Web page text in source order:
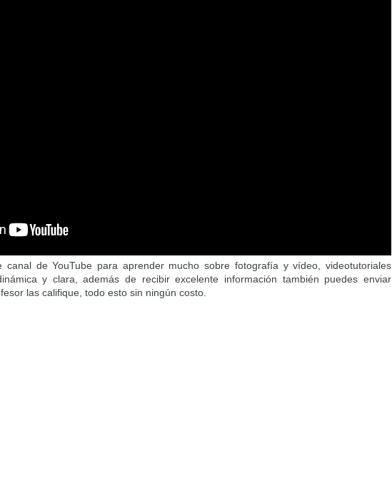
canal de YouTube para aprender mucho sobre fotografía y vídeo, videotutoriales
y clara, además de recibir excelente información también puedes enviar
las califique, todo esto sin ningún costo.